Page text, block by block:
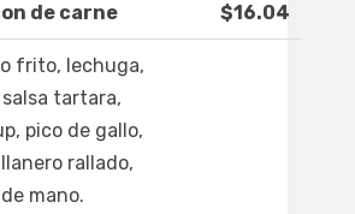
de carne $16.04
frito, lechuga,
tartara,
pico de gallo,
rallado,
mano.